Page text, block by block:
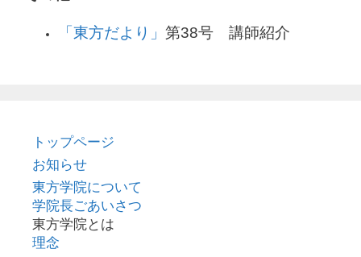
「東方だより」 第38号 講師紹介
トップページ
お知らせ
東方学院について
学院長ごあいさつ
東方学院とは
理念